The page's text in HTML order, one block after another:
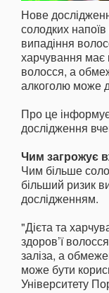
Нове
солодких
випадіння
харчування має
волосся, а
алкоголю може
Про це
дослідження
Чим загрожує
Чим більше
більший ризик
дослідженням.
"Дієта та
здоров’ї
заліза, а
може бути
Університету